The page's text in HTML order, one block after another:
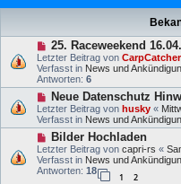
25. Raceweekend
Letzter Beitrag von CarpCatcher
Verfasst in News und
Antworten: 6
Neue Datenschutz
Letzter Beitrag von husky «
Verfasst in News und
Bilder Hochladen
Letzter Beitrag von capri-rs «
Verfasst in News und
Antworten: 18
1 2